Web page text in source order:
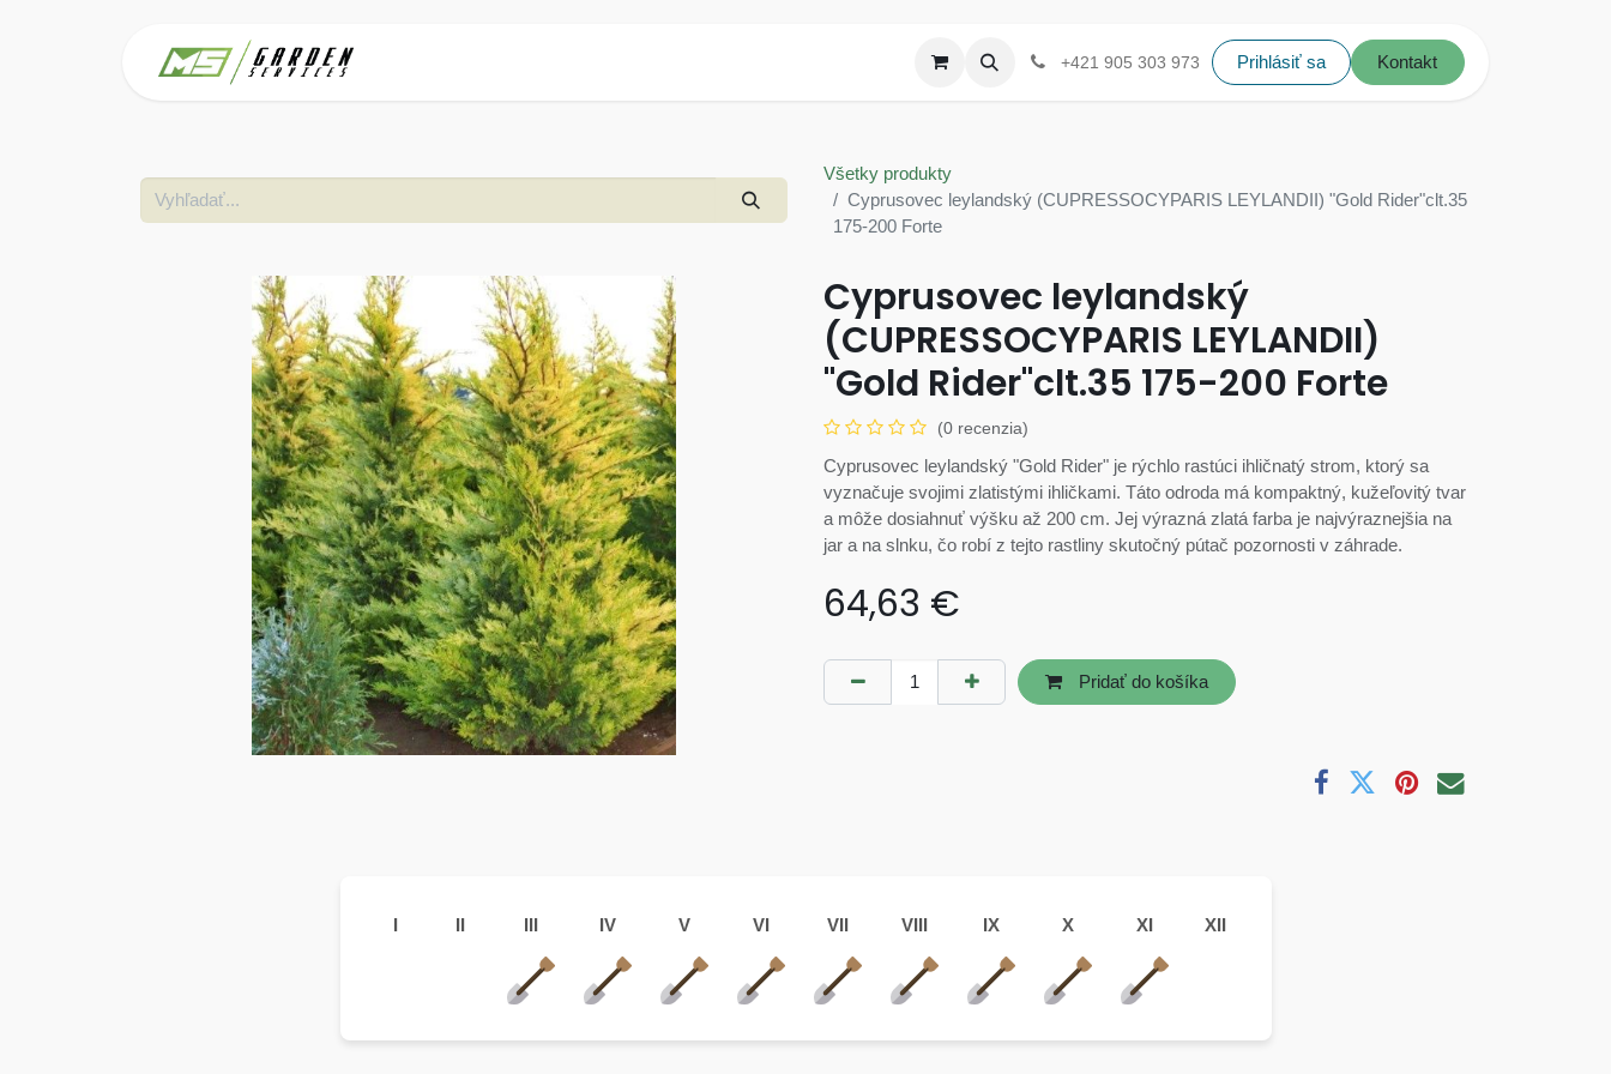
+421 905 303 973 Prihlásiť sa Kontakt
Všetky produkty
Cyprusovec leylandský (CUPRESSOCYPARIS LEYLANDII) "Gold Rider"clt.35
175-200 Forte
Cyprusovec leylandský
(CUPRESSOCYPARIS LEYLANDII)
"Gold Rider"clt.35 175-200 Forte
(0 recenzia)
Cyprusovec leylandský "Gold Rider" je rýchlo rastúci ihličnatý strom, ktorý sa
vyznačuje svojimi zlatistými ihličkami. Táto odroda má kompaktný, kužeľovitý tvar
a môže dosiahnuť výšku až 200 cm. Jej výrazná zlatá farba je najvýraznejšia na
jar a na slnku, čo robí z tejto rastliny skutočný pútač pozornosti v záhrade.
64,63 €
Pridať do košíka
I II III IV V VI VII VIII IX X XI XII